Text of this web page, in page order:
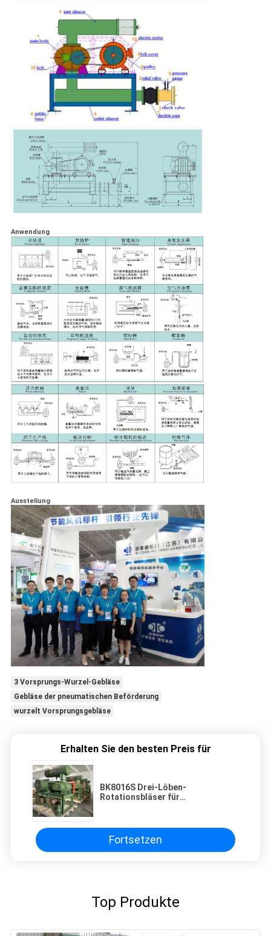
Anwendung
Ausstellung
3 Vorsprungs-Wurzel-Gebläse
Gebläse der pneumatischen Beförderung
wurzelt Vorsprungsgebläse
Erhalten Sie den besten Preis für
BK8016S Drei-Löben-
Rotationsbläser für
Fortsetzen
Top Produkte